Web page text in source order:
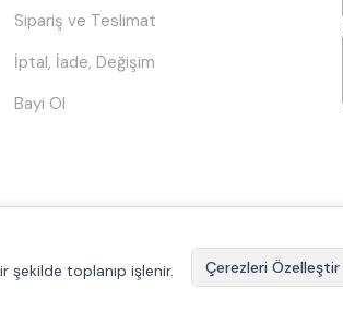
Sipariş ve Teslimat
İptal, İade, Değişim
Bayi Ol
şekilde toplanıp işlenir.
Çerezleri Özelleştir